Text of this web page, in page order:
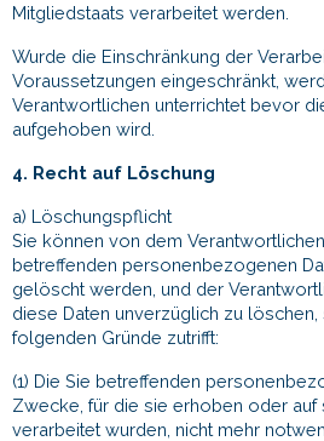
Mitgliedstaats verarbeitet werden.
Wurde die Einschränkung der
Voraussetzungen eingeschränkt,
Verantwortlichen unterrichtet bevor
aufgehoben wird.
4. Recht auf Löschung
a) Löschungspflicht
Sie können von dem
betreffenden personenbezogenen
gelöscht werden, und der
diese Daten unverzüglich zu
folgenden Gründe zutrifft:
(1) Die Sie betreffenden
Zwecke, für die sie erhoben oder auf
verarbeitet wurden, nicht mehr